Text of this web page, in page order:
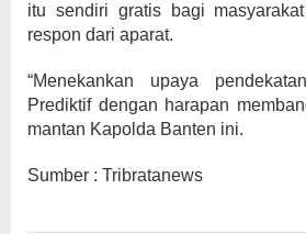
itu sendiri gratis bagi
respon dari aparat.
“Menekankan upaya
Prediktif dengan harapan
mantan Kapolda Banten ini.
Sumber : Tribratanews